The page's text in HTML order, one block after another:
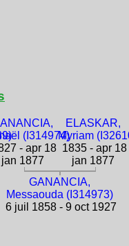
(I314974)
- apr 18
jan 1877
ELASKAR,
Myriam
1835 - apr 18
jan 1877
GANANCIA,
Messaouda (I314973)
6 juil 1858 - 9 oct 1927